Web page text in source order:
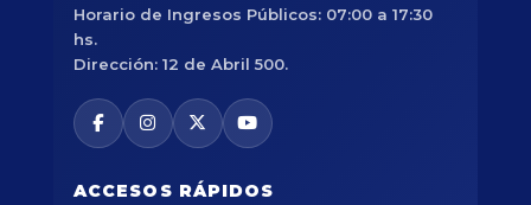
Horario de Ingresos Públicos: 07:00 a 17:30
hs.
Dirección: 12 de Abril 500.
ACCESOS RÁPIDOS